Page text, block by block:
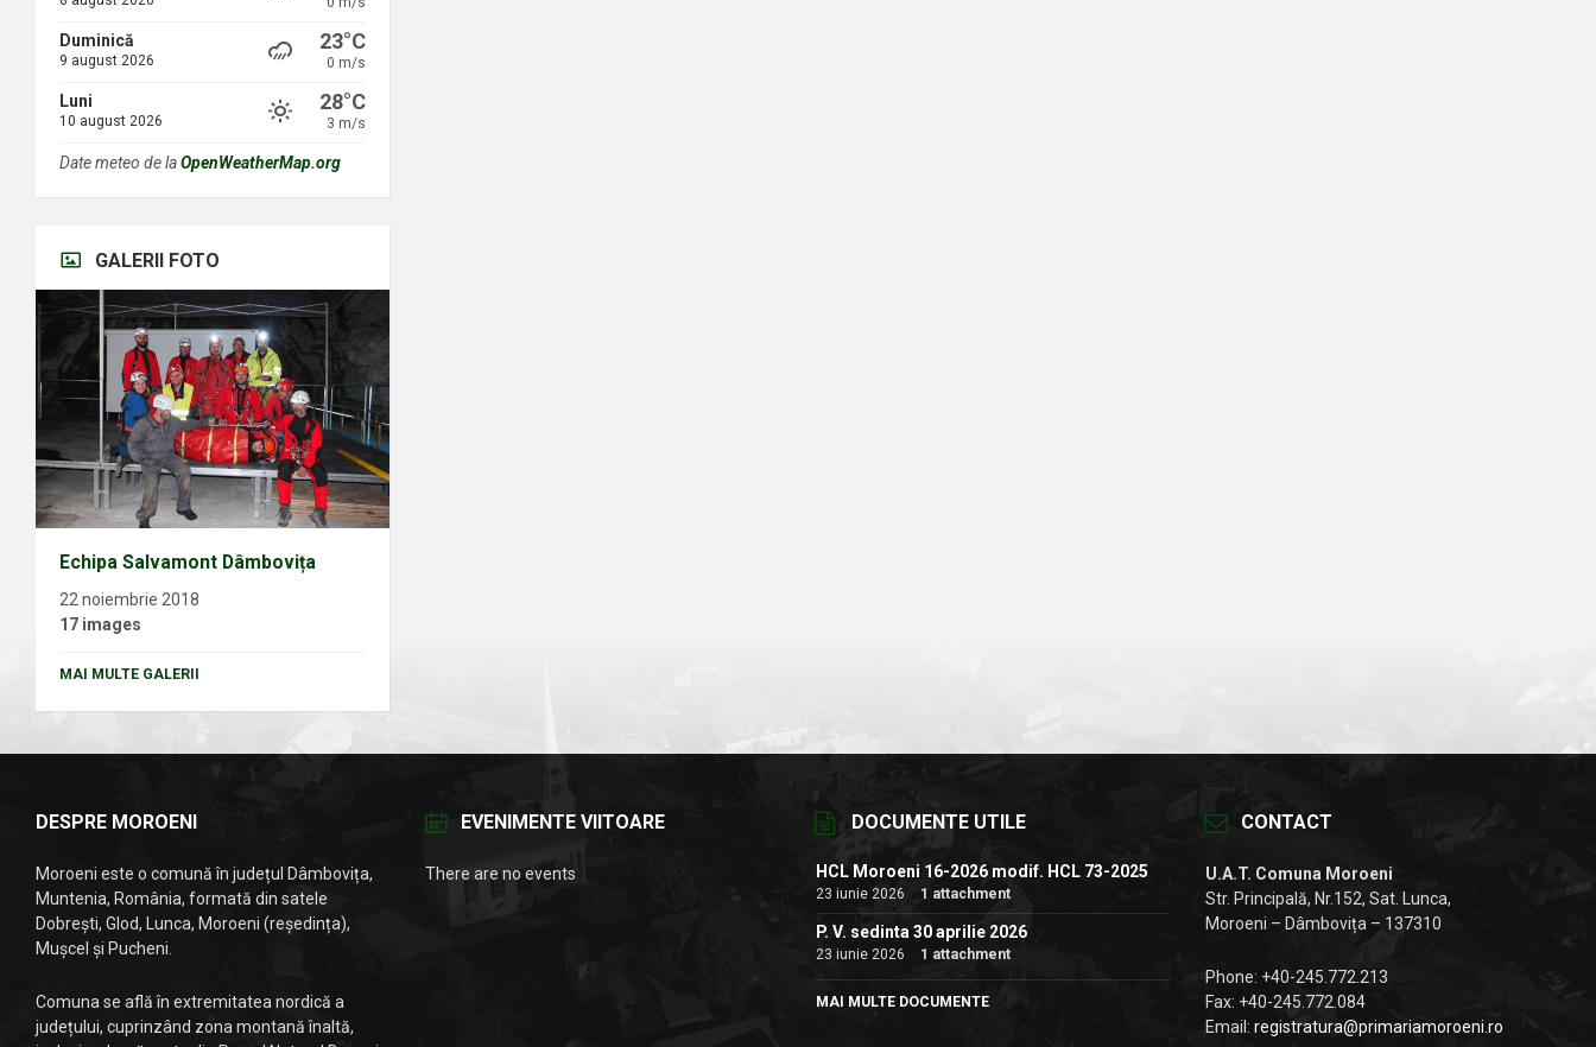
Duminică
9 august 2026
23°C
0 m/s
Luni
10 august 2026
28°C
3 m/s
Date meteo de laOpenWeatherMap.org
GALERII FOTO
Echipa Salvamont Dâmbovița
22 noiembrie 2018
17 images
MAI MULTE GALERII
DESPRE MOROENI
Moroeni este o comună în județul Dâmbovița,
Muntenia, România, formată din satele
Dobrești, Glod, Lunca, Moroeni (reședința),
Mușcel și Pucheni.
Comuna se află în extremitatea nordică a
județului, cuprinzând zona montană înaltă,
EVENIMENTE VIITOARE
There are no events
DOCUMENTE UTILE
HCL Moroeni 16-2026 modif. HCL 73-2025
23 iunie 2026 1 attachment
P. V. sedinta 30 aprilie 2026
23 iunie 2026 1 attachment
MAI MULTE DOCUMENTE
CONTACT
U.A.T. Comuna Moroeni
Str. Principală, Nr.152, Sat. Lunca,
Moroeni – Dâmbovița – 137310
Phone: +40-245.772.213
Fax: +40-245.772.084
Email:registratura@primariamoroeni.ro